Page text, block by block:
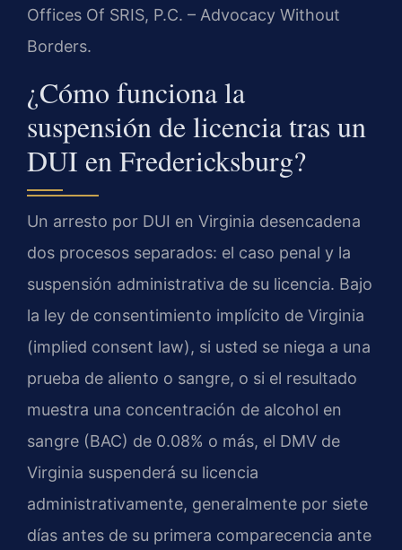
Offices Of SRIS, P.C. – Advocacy Without
Borders.
¿Cómo funciona la
suspensión de licencia tras un
DUI en Fredericksburg?
Un arresto por DUI en Virginia desencadena
dos procesos separados: el caso penal y la
suspensión administrativa de su licencia. Bajo
la ley de consentimiento implícito de Virginia
(implied consent law), si usted se niega a una
prueba de aliento o sangre, o si el resultado
muestra una concentración de alcohol en
sangre (BAC) de 0.08% o más, el DMV de
Virginia suspenderá su licencia
administrativamente, generalmente por siete
días antes de su primera comparecencia ante